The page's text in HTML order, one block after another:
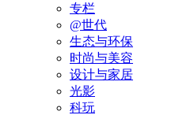
专栏
@世代
生态与环保
时尚与美容
设计与家居
光影
科玩